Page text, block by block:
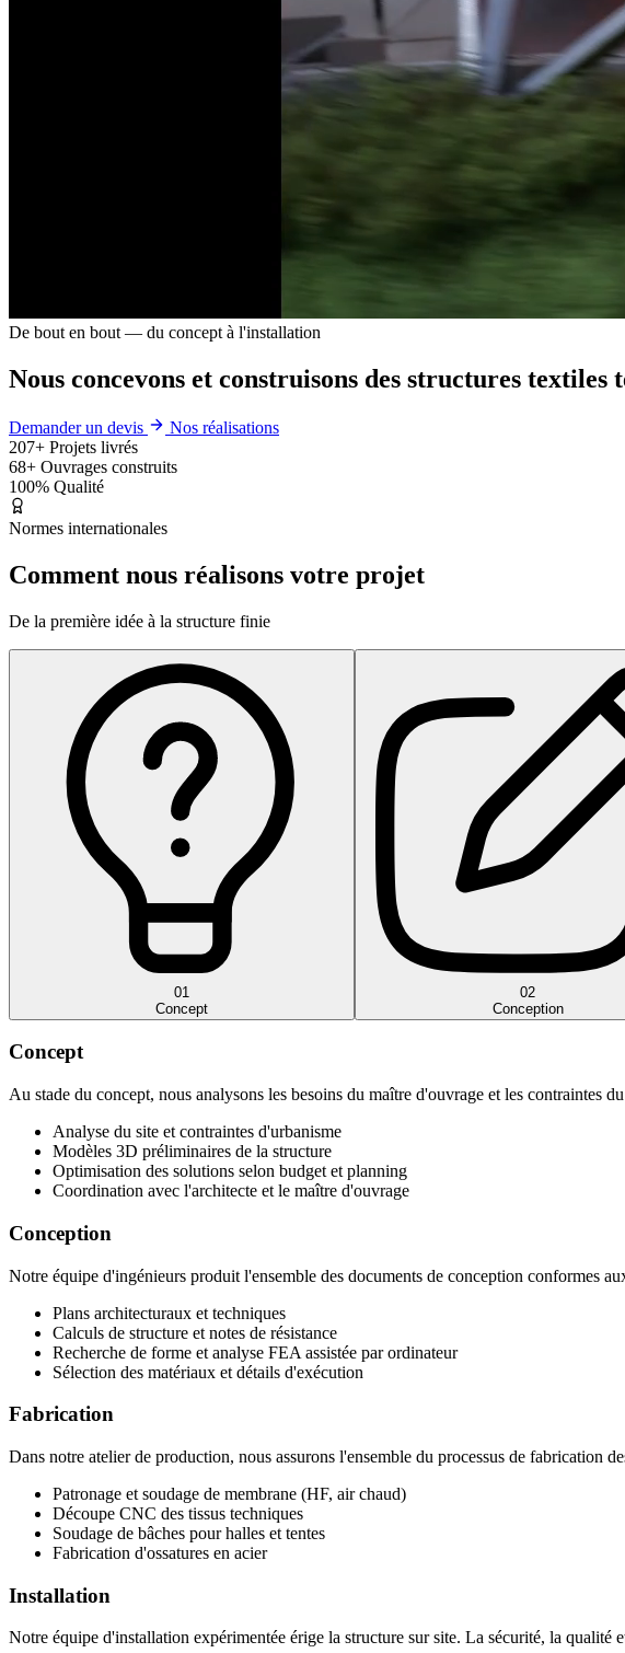
De bout en bout — du concept à l'installation
Nous concevons et construisons des structures textiles
Demander un devis
Nos réalisations
207+ Projets livrés
68+ Ouvrages construits
100% Qualité
Normes internationales
Comment nous réalisons votre projet
De la première idée à la structure finie
01
Concept
02
Conception
Concept
Au stade du concept, nous analysons les besoins du maître d'ouvrage et les contraintes
Analyse du site et contraintes d'urbanisme
Modèles 3D préliminaires de la structure
Optimisation des solutions selon budget et planning
Coordination avec l'architecte et le maître d'ouvrage
Conception
Notre équipe d'ingénieurs produit l'ensemble des documents de conception conformes
Plans architecturaux et techniques
Calculs de structure et notes de résistance
Recherche de forme et analyse FEA assistée par ordinateur
Sélection des matériaux et détails d'exécution
Fabrication
Dans notre atelier de production, nous assurons l'ensemble du processus de fabrication
Patronage et soudage de membrane (HF, air chaud)
Découpe CNC des tissus techniques
Soudage de bâches pour halles et tentes
Fabrication d'ossatures en acier
Installation
Notre équipe d'installation expérimentée érige la structure sur site. La sécurité, la qualité